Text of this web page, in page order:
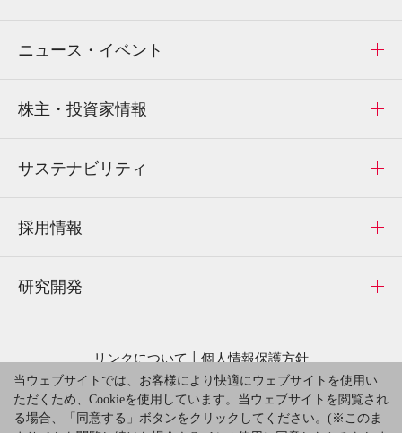
ニュース・イベント
株主・投資家情報
サステナビリティ
採用情報
研究開発
リンクについて
個人情報保護方針
サイトのご利用にあたって
サイトマップ
お問い合わせ
当ウェブサイトでは、お客様により快適にウェブサイトを使用い
ただくため、Cookieを使用しています。当ウェブサイトを閲覧され
る場合、「同意する」ボタンをクリックしてください。(※このま